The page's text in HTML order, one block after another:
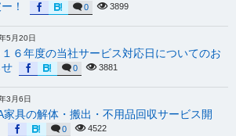
！
0 3899
5月20日
１６年度の当社サービス対応日についてのお
0 3881
3月6日
家具の解体・搬出・不用品回収サービス開
0 4522